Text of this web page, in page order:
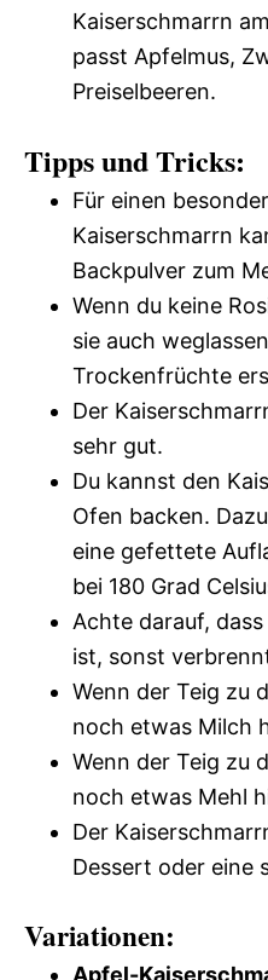
Kaiserschmarrn
passt Apfelmus,
Preiselbeeren.
Tipps und Tricks:
Für einen
Kaiserschmarrn
Backpulver zum
Wenn du keine
sie auch
Trockenfrüchte
Der
sehr gut.
Du kannst den
Ofen backen.
eine gefettete
bei 180 Grad
Achte darauf,
ist, sonst
Wenn der Teig zu
noch etwas Milch
Wenn der Teig zu
noch etwas Mehl
Der
Dessert oder eine
Variationen:
Apfel-